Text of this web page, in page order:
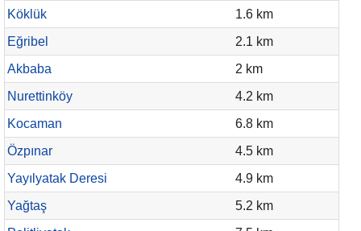
Köklük
1.6 km
Eğribel
2.1 km
Akbaba
2 km
Nurettinköy
4.2 km
Kocaman
6.8 km
Özpınar
4.5 km
Yayılyatak Deresi
4.9 km
Yağtaş
5.2 km